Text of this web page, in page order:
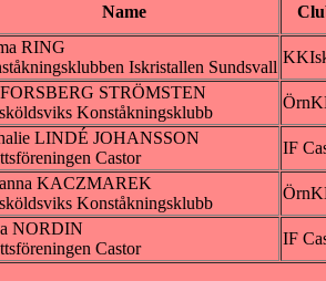
Name
RING
Iskristallen Sundsvall
STRÖMSTEN
Konståkningsklubb
LINDÉ JOHANSSON
Castor
IF
KACZMAREK
Konståkningsklubb
NORDIN
Castor
IF